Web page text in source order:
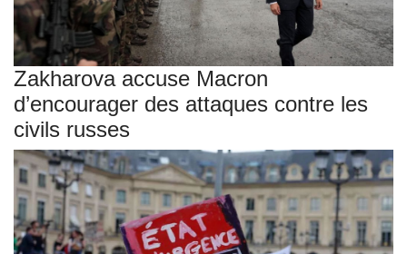
Zakharova accuse Macron
d’encourager des attaques contre les
civils russes